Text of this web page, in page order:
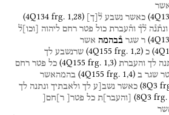
( כאשר נשבע ל֯ ך (4Q134 frg. 1,28)
ונת֯נ֯ה ל֯ך֯ וה֯עברת כול פטר רחם ליהוה וכו ל֯
( ר שגר ב֯בהמה אשר
( כ (4Q155 frg. 1,2) שרנשבע לך
לך והעברת (4Q155 frg. 1,3) כל פטר רחם
שגר ב (4Q155 frg. 1,4) בהמהאשר
(8Q3 כאשר נשב[ע לך ולאבתיך ונתנה לך
(8Q3 frg. והעבר ת כל פטר[
ר]חם[